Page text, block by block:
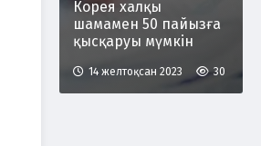
Корея халқы
шамамен 50 пайызға
қысқаруы мүмкін
14 желтоқсан 2023 30